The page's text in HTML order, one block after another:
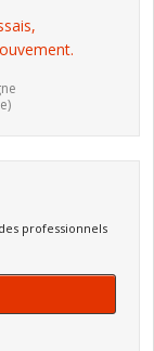
professionnels